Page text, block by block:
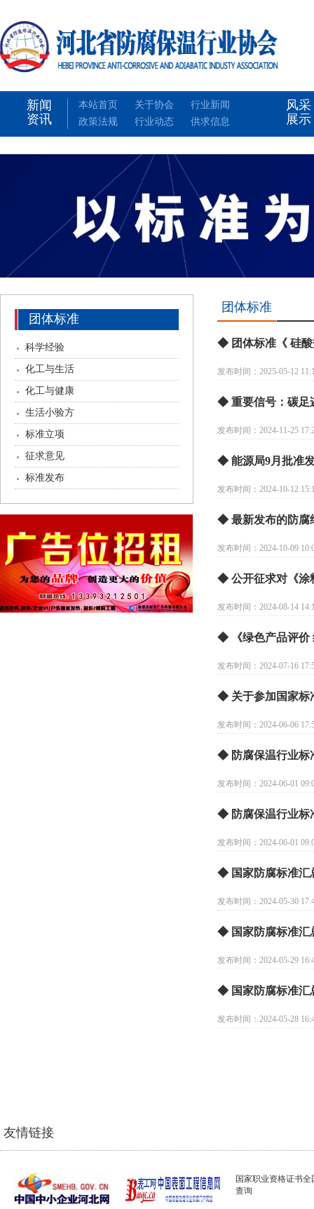
新闻
资讯
本站首页 关于协会
行业新闻
政策法规
行业动态 供求信息
风采
展示
团体标准
科学经验
化工与生活
化工与健康
生活小验方
标准立项
征求意见
标准发布
团体标准
◆ 团体标准《 硅酸
发布时间：2025-05-12
◆ 重要信号：碳足
发布时间：2024-11-25
◆ 能源局9月批准
发布时间：2024-10-12
◆ 最新发布的防腐
发布时间：2024-10-09
◆ 公开征求对《涂
发布时间：2024-08-14
◆ 《绿色产品评价
发布时间：2024-07-16
◆ 关于参加国家标
发布时间：2024-06-06
◆ 防腐保温行业标
发布时间：2024-06-01
◆ 防腐保温行业标
发布时间：2024-06-01
◆ 国家防腐标准汇
发布时间：2024-05-30
◆ 国家防腐标准汇
发布时间：2024-05-29
◆ 国家防腐标准汇
发布时间：2024-05-28
友情链接
国家职业资格证书全
查询